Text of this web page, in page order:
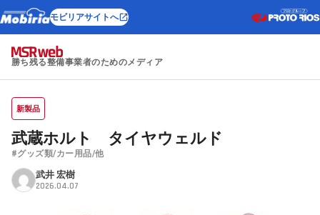
モビリアサイトへ
勝ち残る整備事業者のためのメディア
新製品
武蔵ホルト タイヤウェルド
#グッズ類/カー用品/他
武井 宏樹
2026.04.07